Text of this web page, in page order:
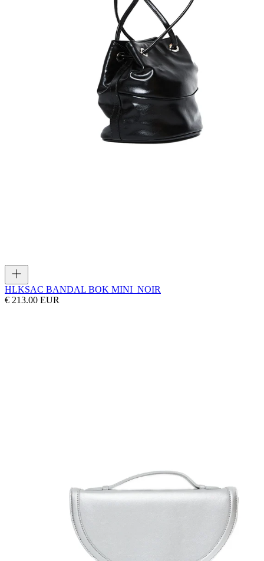
HLKSAC BANDAL BOK MINI_NOIR
€ 213.00 EUR